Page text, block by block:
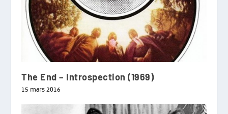
The End – Introspection (1969)
15 mars 2016